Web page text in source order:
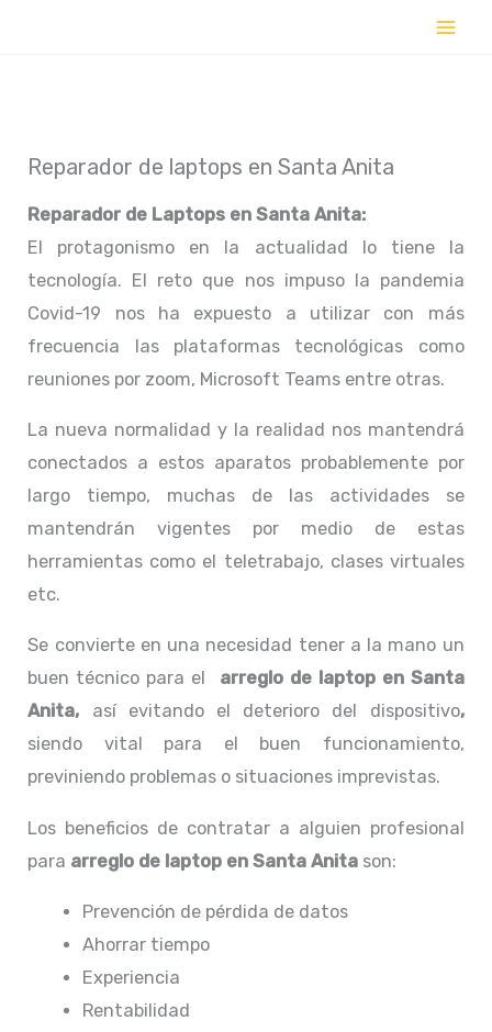
Reparador de laptops en Santa Anita
Reparador de Laptops en Santa Anita:
El protagonismo en la actualidad lo tiene la
tecnología. El reto que nos impuso la pandemia
Covid-19 nos ha expuesto a utilizar con más
frecuencia las plataformas tecnológicas como
reuniones por zoom, Microsoft Teams entre otras.
La nueva normalidad y la realidad nos mantendrá
conectados a estos aparatos probablemente por
largo tiempo, muchas de las actividades se
mantendrán vigentes por medio de estas
herramientas como el teletrabajo, clases virtuales
etc.
Se convierte en una necesidad tener a la mano un
buen técnico para el arreglo de laptop en Santa
Anita, así evitando el deterioro del dispositivo,
siendo vital para el buen funcionamiento,
previniendo problemas o situaciones imprevistas.
Los beneficios de contratar a alguien profesional
para arreglo de laptop en Santa Anita son:
Prevención de pérdida de datos
Ahorrar tiempo
Experiencia
Rentabilidad